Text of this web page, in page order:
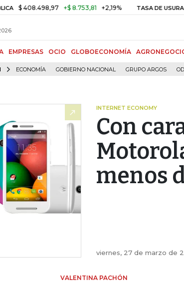
+$ 8.753,81 +2,19% TASA DE USURA
EMPRESAS OCIO GLOBOECONOMÍA
ECONOMÍA GOBIERNO NACIONAL GRUPO ARGOS
INTERNET ECONOMY
Con
menos
viernes, 27 de marzo de
VALENTINA PACHÓN